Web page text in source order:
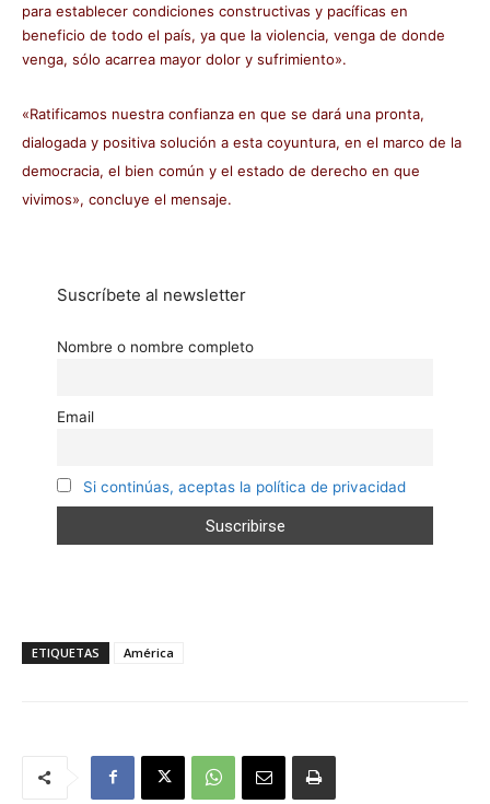
para establecer condiciones constructivas y pacíficas en
beneficio de todo el país, ya que la violencia, venga de donde
venga, sólo acarrea mayor dolor y sufrimiento».
«Ratificamos nuestra confianza en que se dará una pronta,
dialogada y positiva solución a esta coyuntura, en el marco de la
democracia, el bien común y el estado de derecho en que
vivimos», concluye el mensaje.
Suscríbete al newsletter
Nombre o nombre completo
Email
Si continúas, aceptas la política de privacidad
ETIQUETAS América